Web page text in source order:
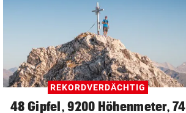
REKORDVERDÄCHTIG
48 Gipfel, 9200 Höhenmeter, 74